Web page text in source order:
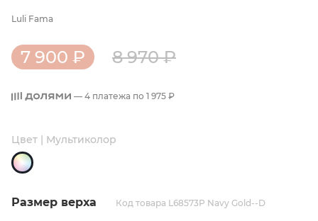
Luli Fama
7 900 ₽ 8 970 ₽
— 4 платежа по 1 975 ₽
Цвет | Мультиколор
Размер верха Код товара L68573P Navy Gold--D